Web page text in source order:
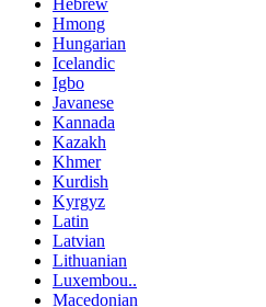
Hebrew
Hmong
Hungarian
Icelandic
Igbo
Javanese
Kannada
Kazakh
Khmer
Kurdish
Kyrgyz
Latin
Latvian
Lithuanian
Luxembou..
Macedonian